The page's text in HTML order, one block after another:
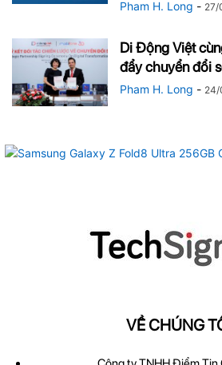
Pham H. Long - 27/
Di Động Việt
đẩy chuyển đổi
Pham H. Long - 24/
VỀ CHÚNG